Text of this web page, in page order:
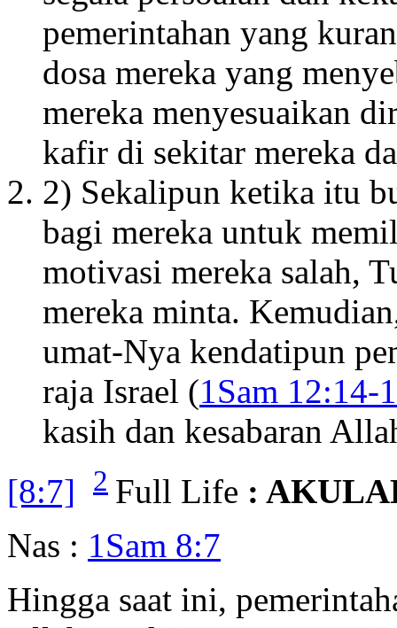
pemerintahan yang
dosa mereka yang
mereka menyesuaikan
kafir di sekitar mereka
2) Sekalipun ketika itu
bagi mereka untuk
motivasi mereka salah,
mereka minta.
umat-Nya kendatipun
raja Israel (1Sam 12:14-
kasih dan kesabaran
[8:7]
2 Full Life :
Nas : 1Sam 8:7
Hingga saat ini,